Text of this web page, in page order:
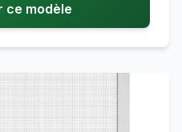
ce modèle